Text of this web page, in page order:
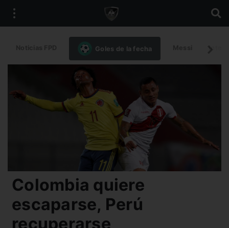
Goles de la fecha
Colombia quiere
escaparse, Perú
recuperarse